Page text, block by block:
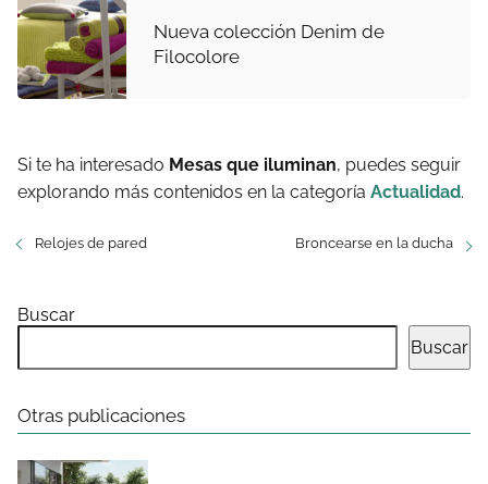
Nueva colección Denim de
Filocolore
Si te ha interesado Mesas que iluminan, puedes seguir
explorando más contenidos en la categoría Actualidad.
Relojes de pared Broncearse en la ducha
Buscar
Buscar
Otras publicaciones